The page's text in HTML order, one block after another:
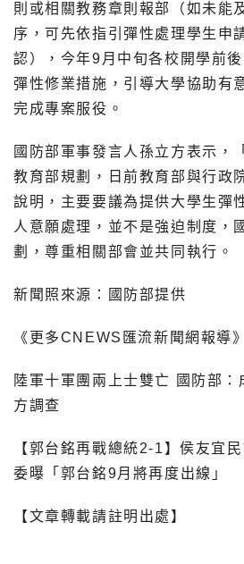
則或相關教務章則報部（如未能
序，可先依指引彈性處理學生申
認），今年9月中旬各校開學前
彈性修業措施，引導大學協助有
完成專案服役。
國防部軍事發言人孫立方表示，
教育部規劃，日前教育部與行政
說明，主要要議為提供大學生彈
人意願處理，並不是強迫制度，
劃，尊重相關部會並共同執行。
新聞照來源：國防部提供
《更多CNEWS匯流新聞網報導》
陸軍十軍團兩上士雙亡 國防部
方調查
【郭台銘再戰總統2-1】侯友宜
委曝「郭台銘9月將再度出線」
【文章轉載請註明出處】